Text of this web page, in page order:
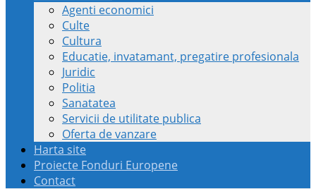
Agenti economici
Culte
Cultura
Educatie, invatamant, pregatire profesionala
Juridic
Politia
Sanatatea
Servicii de utilitate publica
Oferta de vanzare
Harta site
Proiecte Fonduri Europene
Contact